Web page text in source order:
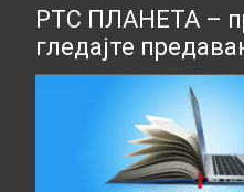
РТС ПЛАНЕТА –
гледајте